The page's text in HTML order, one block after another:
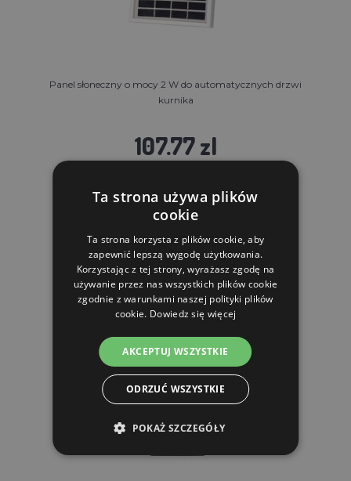
Panel słoneczny o mocy 2 W do automatycznych drzwi
kurnika
107.77 zl
DO KOSZYKA
Ta strona używa plików
cookie
Ta strona korzysta z plików cookie, aby
zapewnić lepszą wygodę użytkowania.
Korzystając z tej strony, wyrażasz zgodę na
używanie przez nas wszystkich plików cookie
zgodnie z warunkami naszej polityki plików
cookie. Dowiedz się więcej
AKCEPTUJ WSZYSTKIE
ODRZUĆ WSZYSTKIE
POKAŻ SZCZEGÓŁY